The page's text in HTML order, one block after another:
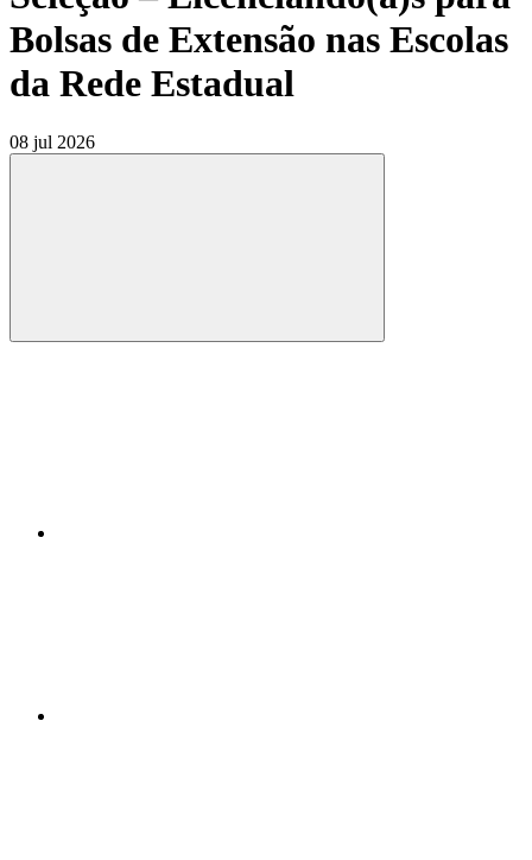
Bolsas de Extensão nas Escolas
da Rede Estadual
08 jul 2026
Compartilhar